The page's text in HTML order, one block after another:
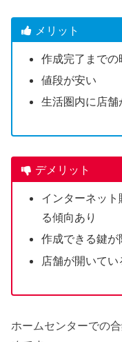
メリット
作成完了までの
値段が安い
生活圏内に店
デメリット
インターネッ
る傾向あり
作成できる鍵が
店舗が開いて
ホームセンターでの